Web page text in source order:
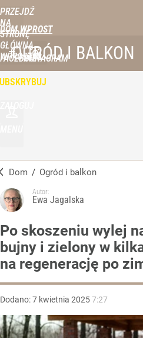
PRZEJDŹ
NA
STRONĘ
GŁÓWNĄ
WPROST.PL
DOM WPROST
FACEBOOKINSTAGRAM
OGRÓD I BALKON
Dom / Ogród i balkon
Autor:
Ewa Jagalska
Po skoszeniu wylej
bujny i zielony w
na regenerację po
Dodano:7 kwietnia 20257:27